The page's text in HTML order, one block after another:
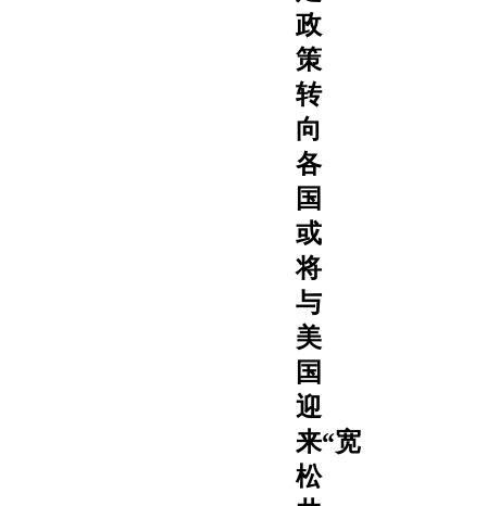
政
策
转
向
各
国
或
将
与
美
国
迎
来“宽
松